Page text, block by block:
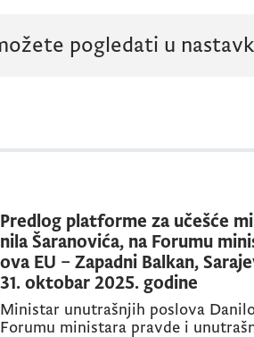
pogledati u
Predlog platforme za učešće
nila Šaranovića, na Forumu
ova EU – Zapadni Balkan,
31. oktobar 2025. godine
Ministar unutrašnjih poslova
Forumu ministara pravde i